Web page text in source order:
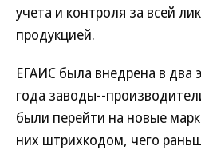
учета и контроля за всей
продукцией.
ЕГАИС была внедрена в два
года заводы--
были перейти на новые
них штрихкодом, чего